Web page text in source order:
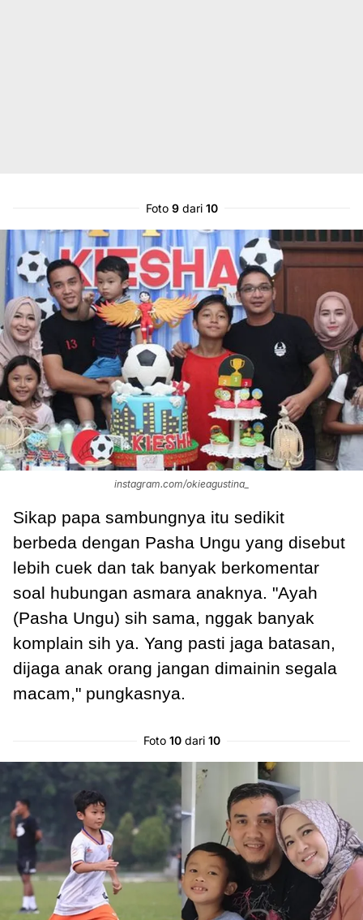
Foto 9dari 10
instagram.com/okieagustina_
Sikap papa sambungnya itu sedikit
berbeda dengan Pasha Ungu yang disebut
lebih cuek dan tak banyak berkomentar
soal hubungan asmara anaknya. "Ayah
(Pasha Ungu) sih sama, nggak banyak
komplain sih ya. Yang pasti jaga batasan,
dijaga anak orang jangan dimainin segala
macam," pungkasnya.
Foto 10dari 10